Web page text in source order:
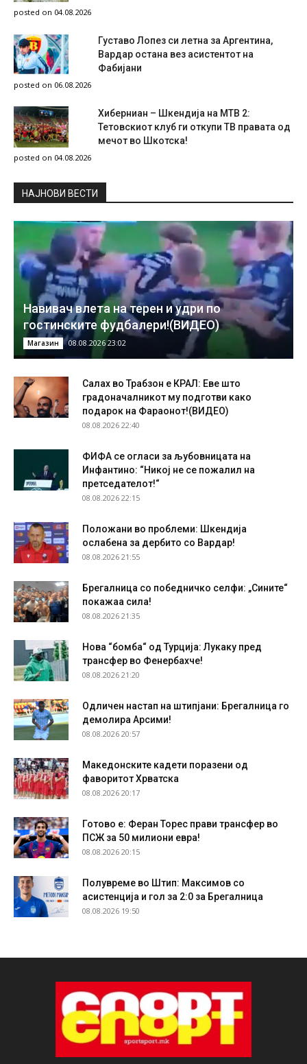
posted on 04.08.2026
Густаво Лопез си летна за Аргентина,
Вардар остана вез асистентот на
Фабијани
posted on 06.08.2026
Хиберниан – Шкендија на МТВ 2:
Тетовскиот клуб ги откупи ТВ правата од
мечот во Шкотска!
posted on 04.08.2026
НAЈНОВИ ВЕСТИ
Навивач влета на терен и удри по
гостинските фудбалери!(ВИДЕО)
Магазин 08.08.2026 23:02
Салах во Трабзон е КРАЛ: Еве што
градоначалникот му подготви како
подарок на Фараонот!(ВИДЕО)
08.08.2026 22:40
ФИФА се огласи за љубовницата на
Инфантино: “Никој не се пожалил на
претседателот!“
08.08.2026 22:15
Положани во проблеми: Шкендија
ослабена за дербито со Вардар!
08.08.2026 21:55
Брегалница со победничко селфи: „Сините“
покажаа сила!
08.08.2026 21:35
Нова “бомба“ од Турција: Лукаку пред
трансфер во Фенербахче!
08.08.2026 21:20
Одличен настап на штипјани: Брегалница го
демолира Арсими!
08.08.2026 20:57
Македонските кадети поразени од
фаворитот Хрватска
08.08.2026 20:17
Готово е: Феран Торес прави трансфер во
ПСЖ за 50 милиони евра!
08.08.2026 20:15
Полувреме во Штип: Максимов со
асистенција и гол за 2:0 за Брегалница
08.08.2026 19:50